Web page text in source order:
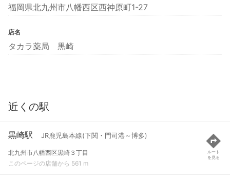
福岡県北九州市八幡西区西神原町1-27
店名
タカラ薬局 黒崎
近くの駅
黒崎駅 JR鹿児島本線(下関・門司港～博多)
北九州市八幡西区黒崎３丁目
このページの店舗から 561 m
ルート
を見る